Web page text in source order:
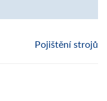
Pojištění strojů